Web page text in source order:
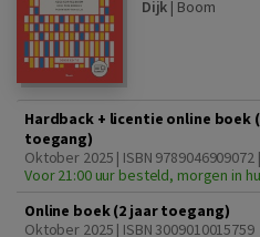
Dijk | Boom
Hardback + licentie online boek
toegang)
Oktober 2025 | ISBN
Voor 21:00 uur besteld, morgen in
Online boek (2 jaar toegang)
Oktober 2025 | ISBN 3009010015759